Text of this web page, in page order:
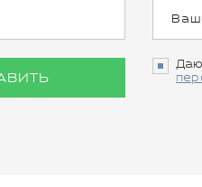
Даю